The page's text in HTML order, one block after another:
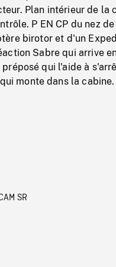
Plan intérieur de la
P EN CP du nez
birotor et d'un
Sabre qui arrive
qui l'aide à
monte dans la cabine.
SR